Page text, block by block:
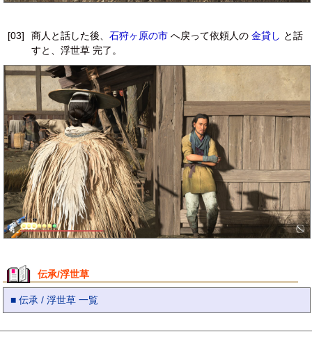
[03] 商人と話した後、 石狩ヶ原の市へ戻って依頼人の 金貸し と話
すと、浮世草 完了。
伝承/浮世草
■ 伝承 / 浮世草 一覧